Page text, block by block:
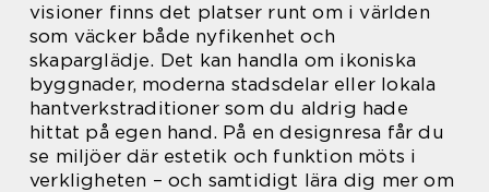
visioner finns det platser runt om i världen
som väcker både nyfikenhet och
skaparglädje. Det kan handla om ikoniska
byggnader, moderna stadsdelar eller lokala
hantverkstraditioner som du aldrig hade
hittat på egen hand. På en designresa får du
se miljöer där estetik och funktion möts i
verkligheten – och samtidigt lära dig mer om